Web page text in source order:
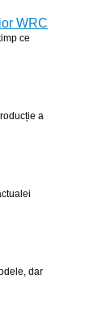
WRC
ce
a
dar